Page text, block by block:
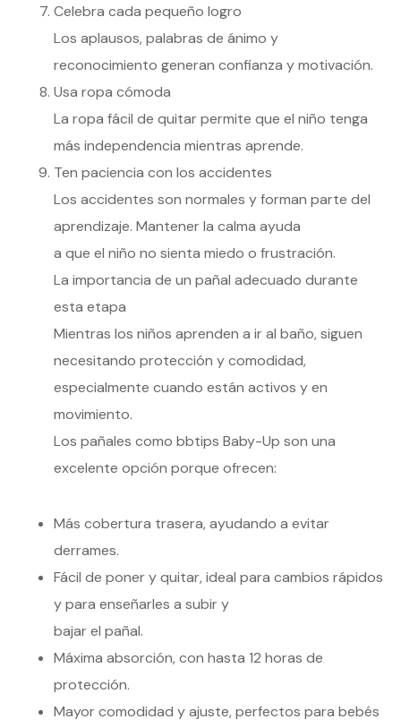
Celebra cada pequeño logro
Los aplausos, palabras de ánimo y
reconocimiento generan confianza y motivación.
Usa ropa cómoda
La ropa fácil de quitar permite que el niño tenga
más independencia mientras aprende.
Ten paciencia con los accidentes
Los accidentes son normales y forman parte del
aprendizaje. Mantener la calma ayuda
a que el niño no sienta miedo o frustración.
La importancia de un pañal adecuado durante
esta etapa
Mientras los niños aprenden a ir al baño, siguen
necesitando protección y comodidad,
especialmente cuando están activos y en
movimiento.
Los pañales como bbtips Baby-Up son una
excelente opción porque ofrecen:
Más cobertura trasera, ayudando a evitar
derrames.
Fácil de poner y quitar, ideal para cambios rápidos
y para enseñarles a subir y
bajar el pañal.
Máxima absorción, con hasta 12 horas de
protección.
Mayor comodidad y ajuste, perfectos para bebés